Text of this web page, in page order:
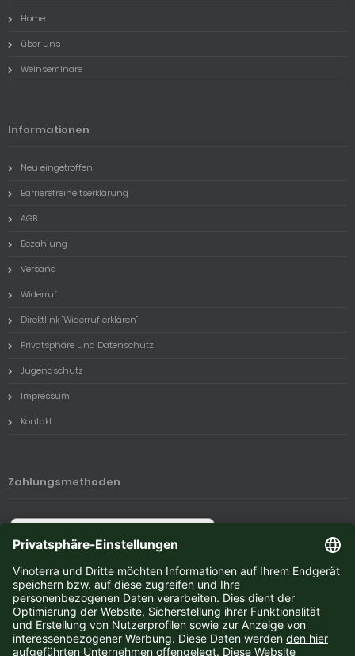
Home
über uns
Weinseminare
Informationen
Neu eingetroffen
Barrierefreiheitserklärung
AGB
Bezahlung
Versand
Widerruf
Direktlink "Widerruf erklären"
Privatsphäre und Datenschutz
Jugendschutz
Impressum
Kontakt
Zahlungsmethoden
Newsletter-Anmeldung